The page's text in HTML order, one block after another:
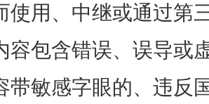
使用、中继或通过第
容包含错误、误导或
带敏感字眼的、违反